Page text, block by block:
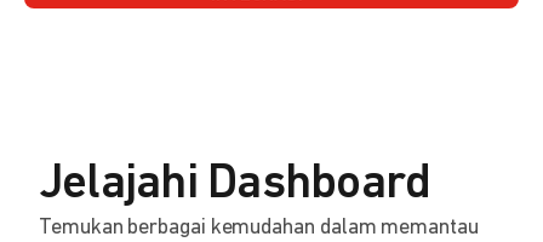
Jelajahi Dashboard
Temukan berbagai kemudahan dalam memantau